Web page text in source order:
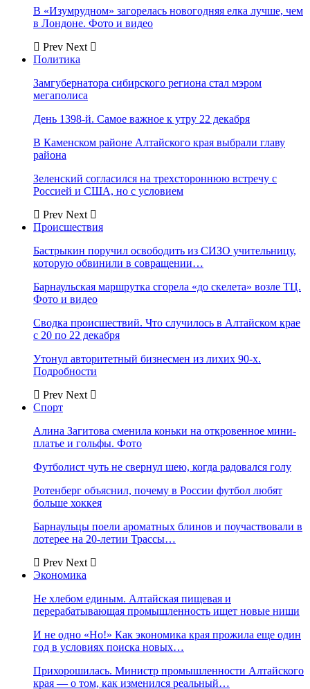
В «Изумрудном» загорелась новогодняя елка лучше, чем
в Лондоне. Фото и видео
Prev Next
Политика
Замгубернатора сибирского региона стал мэром
мегаполиса
День 1398-й. Самое важное к утру 22 декабря
В Каменском районе Алтайского края выбрали главу
района
Зеленский согласился на трехстороннюю встречу с
Россией и США, но с условием
Prev Next
Происшествия
Бастрыкин поручил освободить из СИЗО учительницу,
которую обвинили в совращении…
Барнаульская маршрутка сгорела «до скелета» возле ТЦ.
Фото и видео
Сводка происшествий. Что случилось в Алтайском крае
с 20 по 22 декабря
Утонул авторитетный бизнесмен из лихих 90-х.
Подробности
Prev Next
Спорт
Алина Загитова сменила коньки на откровенное мини-
платье и гольфы. Фото
Футболист чуть не свернул шею, когда радовался голу
Ротенберг объяснил, почему в России футбол любят
больше хоккея
Барнаульцы поели ароматных блинов и поучаствовали в
лотерее на 20-летии Трассы…
Prev Next
Экономика
Не хлебом единым. Алтайская пищевая и
перерабатывающая промышленность ищет новые ниши
И не одно «Но!» Как экономика края прожила еще один
год в условиях поиска новых…
Прихорошилась. Министр промышленности Алтайского
края — о том, как изменился реальный…